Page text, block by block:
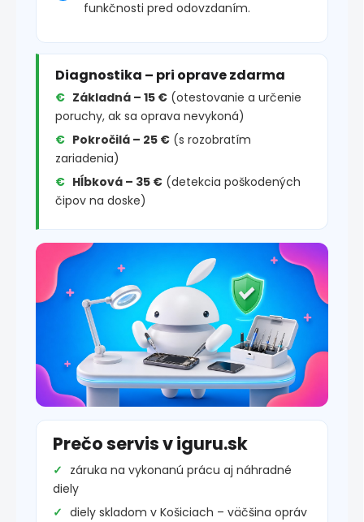
funkčnosti pred odovzdaním.
Diagnostika – pri oprave zdarma
Základná – 15 € (otestovanie a určenie
poruchy, ak sa oprava nevykoná)
Pokročilá – 25 € (s rozobratím
zariadenia)
Hĺbková – 35 € (detekcia poškodených
čipov na doske)
Prečo servis v iguru.sk
záruka na vykonanú prácu aj náhradné
diely
diely skladom v Košiciach – väčšina opráv